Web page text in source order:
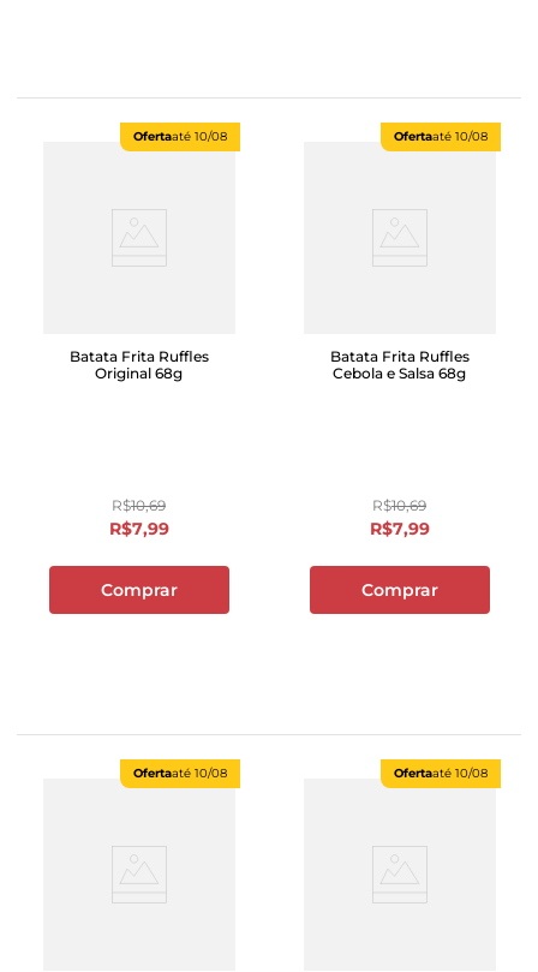
Ofertaaté 10/08
Batata Frita Ruffles
Original 68g
R$10,69
R$7,99
Comprar
Ofertaaté 10/08
Batata Frita Ruffles
Cebola e Salsa 68g
R$10,69
R$7,99
Comprar
Ofertaaté 10/08 Ofertaaté 10/08